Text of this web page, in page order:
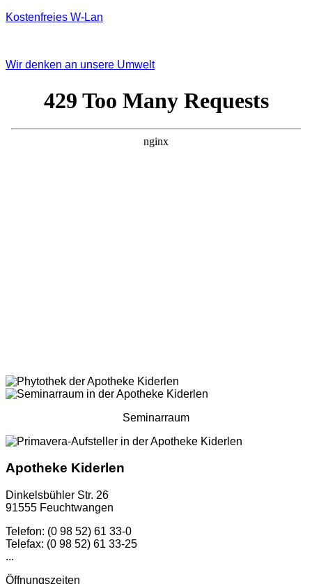
Kostenfreies W‐Lan
Wir denken an unsere Umwelt
Seminarraum
Apotheke Kiderlen
Dinkelsbühler Str. 26
91555 Feuchtwangen
Telefon: (0 98 52) 61 33-0
Telefax: (0 98 52) 61 33-25
...
Öffnungszeiten